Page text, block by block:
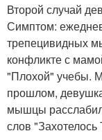
Второй случай
Симптом:
трепецивидных
конфликте с
"Плохой" учебы.
прошлом,
мышцы
слов